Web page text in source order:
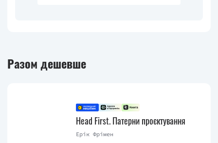
Разом дешевше
Head First. Патерни проєктування
Ерік Фрімен